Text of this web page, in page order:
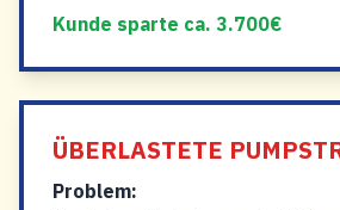
Kunde sparte ca. 3.700€
ÜBERLASTETE
Problem: